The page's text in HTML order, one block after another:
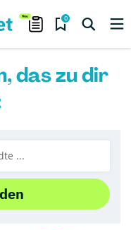
0
das zu dir